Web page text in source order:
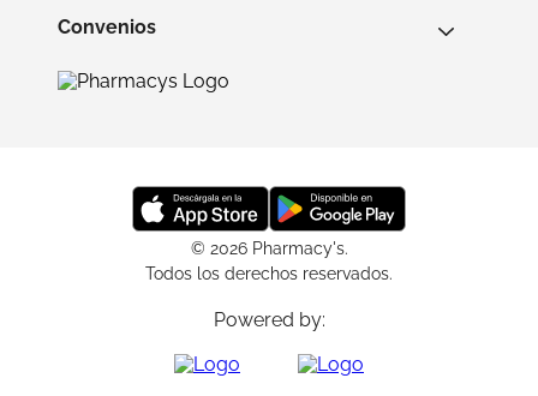
Convenios
© 2026 Pharmacy's.
Todos los derechos reservados.
Powered by: